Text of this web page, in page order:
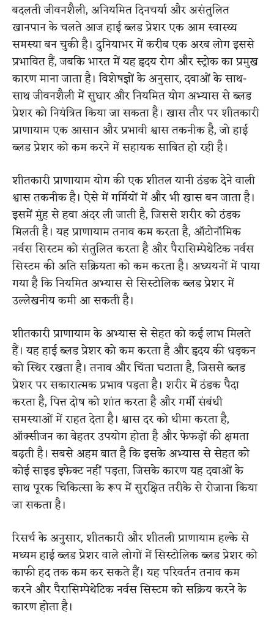
बदलती जीवनशैली, अनियमित दिनचर्या और असंतुलित
खानपान के चलते आज हाई ब्लड प्रेशर एक आम स्वास्थ्य
समस्या बन चुकी है। दुनियाभर में करीब एक अरब लोग इससे
प्रभावित हैं, जबकि भारत में यह हृदय रोग और स्ट्रोक का प्रमुख
कारण माना जाता है। विशेषज्ञों के अनुसार, दवाओं के साथ-
साथ जीवनशैली में सुधार और नियमित योग अभ्यास से ब्लड
प्रेशर को नियंत्रित किया जा सकता है। खास तौर पर शीतकारी
प्राणायाम एक आसान और प्रभावी श्वास तकनीक है, जो हाई
ब्लड प्रेशर को कम करने में सहायक साबित हो रही है।
शीतकारी प्राणायाम योग की एक शीतल यानी ठंडक देने वाली
श्वास तकनीक है। ऐसे में गर्मियों में और भी खास बन जाता है।
इसमें मुंह से हवा अंदर ली जाती है, जिससे शरीर को ठंडक
मिलती है। यह प्राणायाम तनाव कम करता है, ऑटोनॉमिक
नर्वस सिस्टम को संतुलित करता है और पैरासिम्पेथेटिक नर्वस
सिस्टम की अति सक्रियता को कम करता है। अध्ययनों में पाया
गया है कि नियमित अभ्यास से सिस्टोलिक ब्लड प्रेशर में
उल्लेखनीय कमी आ सकती है।
शीतकारी प्राणायाम के अभ्यास से सेहत को कई लाभ मिलते
हैं। यह हाई ब्लड प्रेशर को कम करता है और हृदय की धड़कन
को स्थिर रखता है। तनाव और चिंता घटाता है, जिससे ब्लड
प्रेशर पर सकारात्मक प्रभाव पड़ता है। शरीर में ठंडक पैदा
करता है, पित्त दोष को शांत करता है और गर्मी संबंधी
समस्याओं में राहत देता है। श्वास दर को धीमा करता है,
ऑक्सीजन का बेहतर उपयोग होता है और फेफड़ों की क्षमता
बढ़ती है। सबसे अहम बात है कि इसके अभ्यास से सेहत को
कोई साइड इफेक्ट नहीं पड़ता, जिसके कारण यह दवाओं के
साथ पूरक चिकित्सा के रूप में सुरक्षित तरीके से रोजाना किया
जा सकता है।
रिसर्च के अनुसार, शीतकारी और शीतली प्राणायाम हल्के से
मध्यम हाई ब्लड प्रेशर वाले लोगों में सिस्टोलिक ब्लड प्रेशर को
काफी हद तक कम कर सकते हैं। यह परिवर्तन तनाव कम
करने और पैरासिम्पेथेटिक नर्वस सिस्टम को सक्रिय करने के
कारण होता है।